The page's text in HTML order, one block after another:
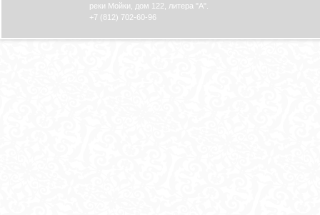
реки Мойки, дом 122, литера "А".
+7 (812) 702-60-96